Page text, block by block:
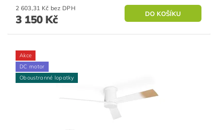
2 603,31 Kč bez DPH
3 150 Kč
Akce
DC motor
Oboustranné lopatky